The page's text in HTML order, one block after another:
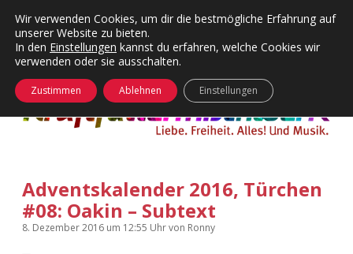
Kategorien
Menü
24 Hours Chilling
Die Wende
KFMW-Disco
kfmw.stuff
KFMW-Disco
Dates
Contact
Adventskalender
öffnen
Adventskalender 2016, Türchen
#08: Oakin – Subtext
8. Dezember 2016 um 12:55 Uhrvon Ronny
Wir verwenden Cookies, um dir die bestmögliche Erfahrung auf
unserer Website zu bieten.
In den Einstellungen kannst du erfahren, welche Cookies wir
verwenden oder sie ausschalten.
Zustimmen Ablehnen Einstellungen